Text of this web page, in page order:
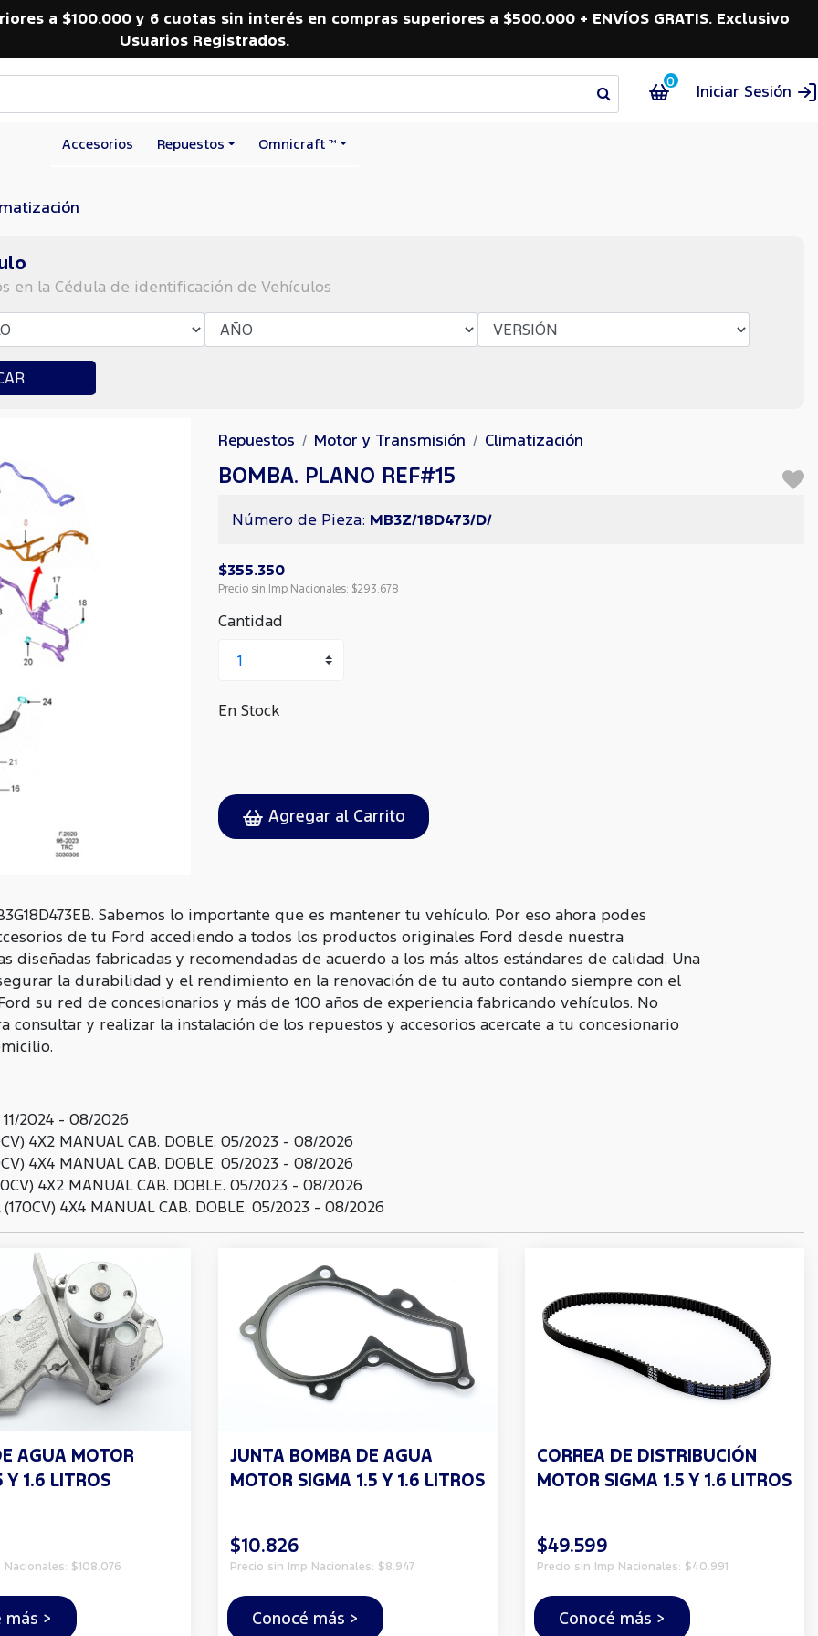
a $100.000 y 6 cuotas sin interés en compras superiores a $500.000 + ENVÍOS GRATIS. Exclusivo
Usuarios Registrados.
0
Iniciar Sesión
Accesorios Repuestos Omnicraft ™
en la Cédula de identificación de Vehículos
Repuestos Motor y Transmisión Climatización
BOMBA. PLANO REF#15
Número de Pieza: MB3Z/18D473/D/
$355.350
Precio sin Imp Nacionales: $293.678
Cantidad
En Stock
Agregar al Carrito
Sabemos lo importante que es mantener tu vehículo. Por eso ahora podes
de tu Ford accediendo a todos los productos originales Ford desde nuestra
diseñadas fabricadas y recomendadas de acuerdo a los más altos estándares de calidad. Una
la durabilidad y el rendimiento en la renovación de tu auto contando siempre con el
su red de concesionarios y más de 100 años de experiencia fabricando vehículos. No
consultar y realizar la instalación de los repuestos y accesorios acercate a tu concesionario
2024 - 08/2026
4X2 MANUAL CAB. DOBLE. 05/2023 - 08/2026
4X4 MANUAL CAB. DOBLE. 05/2023 - 08/2026
4X2 MANUAL CAB. DOBLE. 05/2023 - 08/2026
(170CV) 4X4 MANUAL CAB. DOBLE. 05/2023 - 08/2026
AGUA MOTOR
Y 1.6 LITROS
$108.076
más >
JUNTA BOMBA DE AGUA
MOTOR SIGMA 1.5 Y 1.6 LITROS
$10.826
Precio sin Imp Nacionales: $8.947
Conocé más >
CORREA DE DISTRIBUCIÓN
MOTOR SIGMA 1.5 Y 1.6 LITROS
$49.599
Precio sin Imp Nacionales: $40.991
Conocé más >